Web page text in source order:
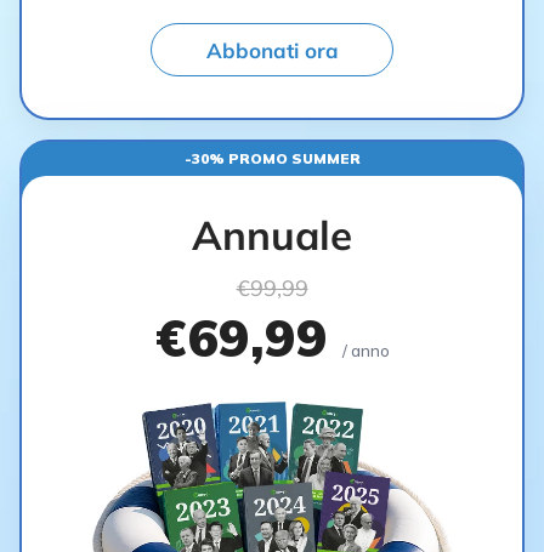
Abbonati ora
-30% PROMO SUMMER
Annuale
€99,99
€69,99 / anno